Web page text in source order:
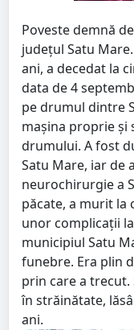
Poveste demnă
județul Satu
ani, a decedat la
data de 4
pe drumul dintre
mașina proprie și
drumului. A fost
Satu Mare, iar de
neurochirurgie a
păcate, a murit la
unor complicații
municipiul Satu
funebre. Era plin
prin care a
în străinătate,
ani.